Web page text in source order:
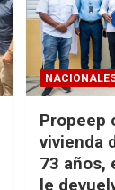
Propeep
vivienda
73 años,
le